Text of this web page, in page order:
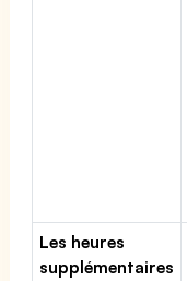
Les heures
supplémentaires